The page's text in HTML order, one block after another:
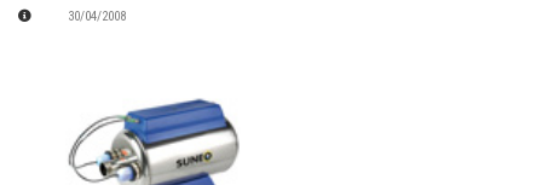
30/04/2008